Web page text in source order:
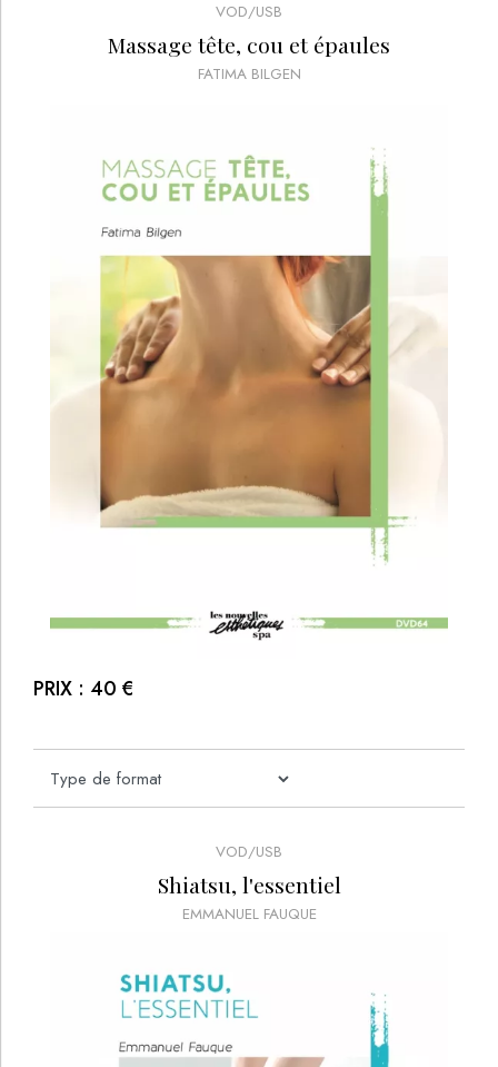
VOD/USB
Massage tête, cou et épaules
FATIMA BILGEN
PRIX : 40 €
VOD/USB
Shiatsu, l'essentiel
EMMANUEL FAUQUE